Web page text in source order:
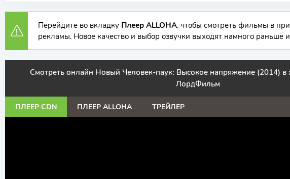
Перейдите во вкладку Плеер ALLOHA, чтобы смотреть фильмы в
рекламы. Новое качество и выбор озвучки выходят намного раньше
Смотреть онлайн Новый Человек-паук: Высокое напряжение (2014) в
ЛордФильм
ПЛЕЕР CDN ПЛЕЕР ALLOHA ТРЕЙЛЕР